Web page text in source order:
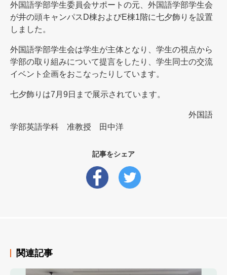
外国語学部学生委員会サポートの元、外国語学部学生会
が井の頭キャンパスD棟およびE棟1階に七夕飾りを設置
しました。
外国語学部学生会は学生が主体となり、学生の視点から
学部の取り組みについて提言をしたり、学生同士の交流
イベント企画をおこなったりしています。
七夕飾りは7月9日まで展示されています。
外国語
学部英語学科 准教授 田中洋
記事をシェア
関連記事